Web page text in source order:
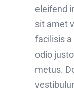
eleifend
sit amet
facilisis a
odio
metus.